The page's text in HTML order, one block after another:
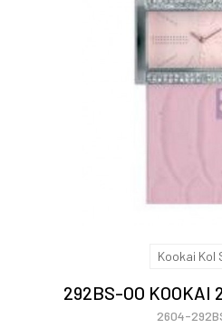
Kookai Kol
292BS-OO KOOKAI
2604-